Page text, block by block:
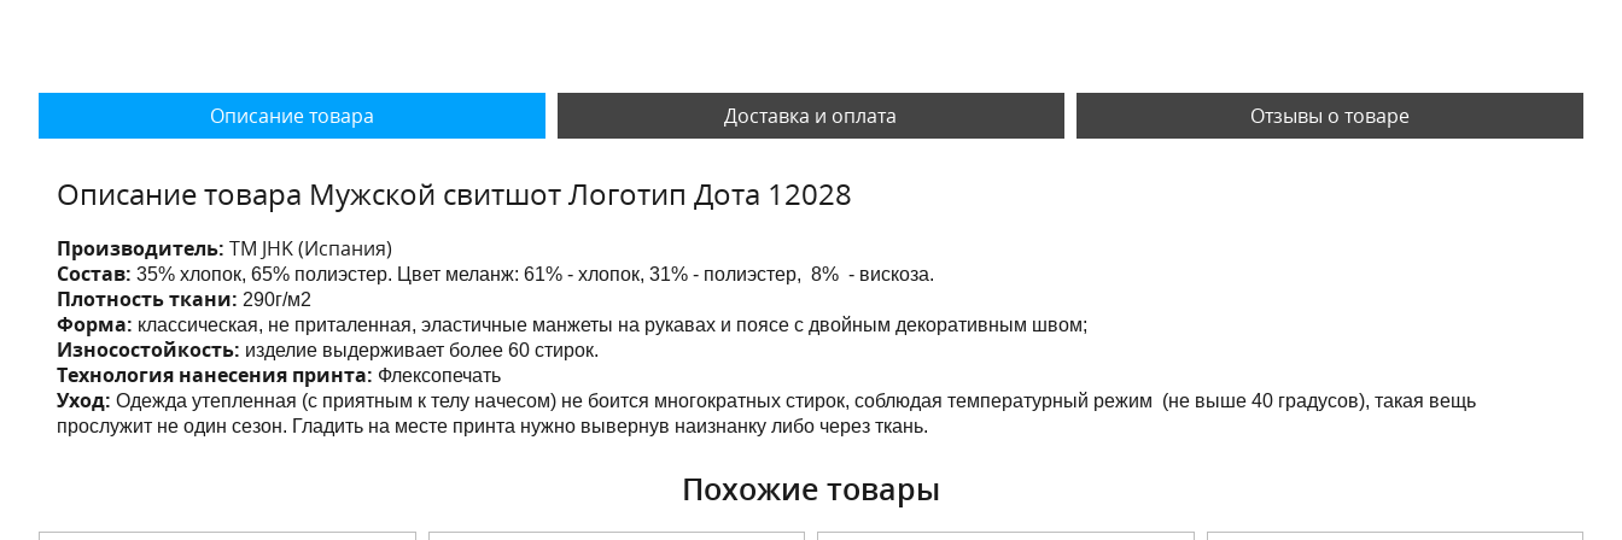
Описание товара Доставка и оплата Отзывы о товаре
Описание товара Мужской свитшот Логотип Дота 12028
Производитель: ТМ JHK (Испания)
Состав: 35% хлопок, 65% полиэстер. Цвет меланж: 61% - хлопок, 31% - полиэстер, 8% - вискоза.
Плотность ткани: 290г/м2
Форма: классическая, не приталенная, эластичные манжеты на рукавах и поясе с двойным декоративным швом;
Износостойкость: изделие выдерживает более 60 стирок.
Технология нанесения принта: Флексопечать
Уход: Одежда утепленная (с приятным к телу начесом) не боится многократных стирок, соблюдая температурный режим (не выше 40 градусов), такая вещь
прослужит не один сезон. Гладить на месте принта нужно вывернув наизнанку либо через ткань.
Похожие товары